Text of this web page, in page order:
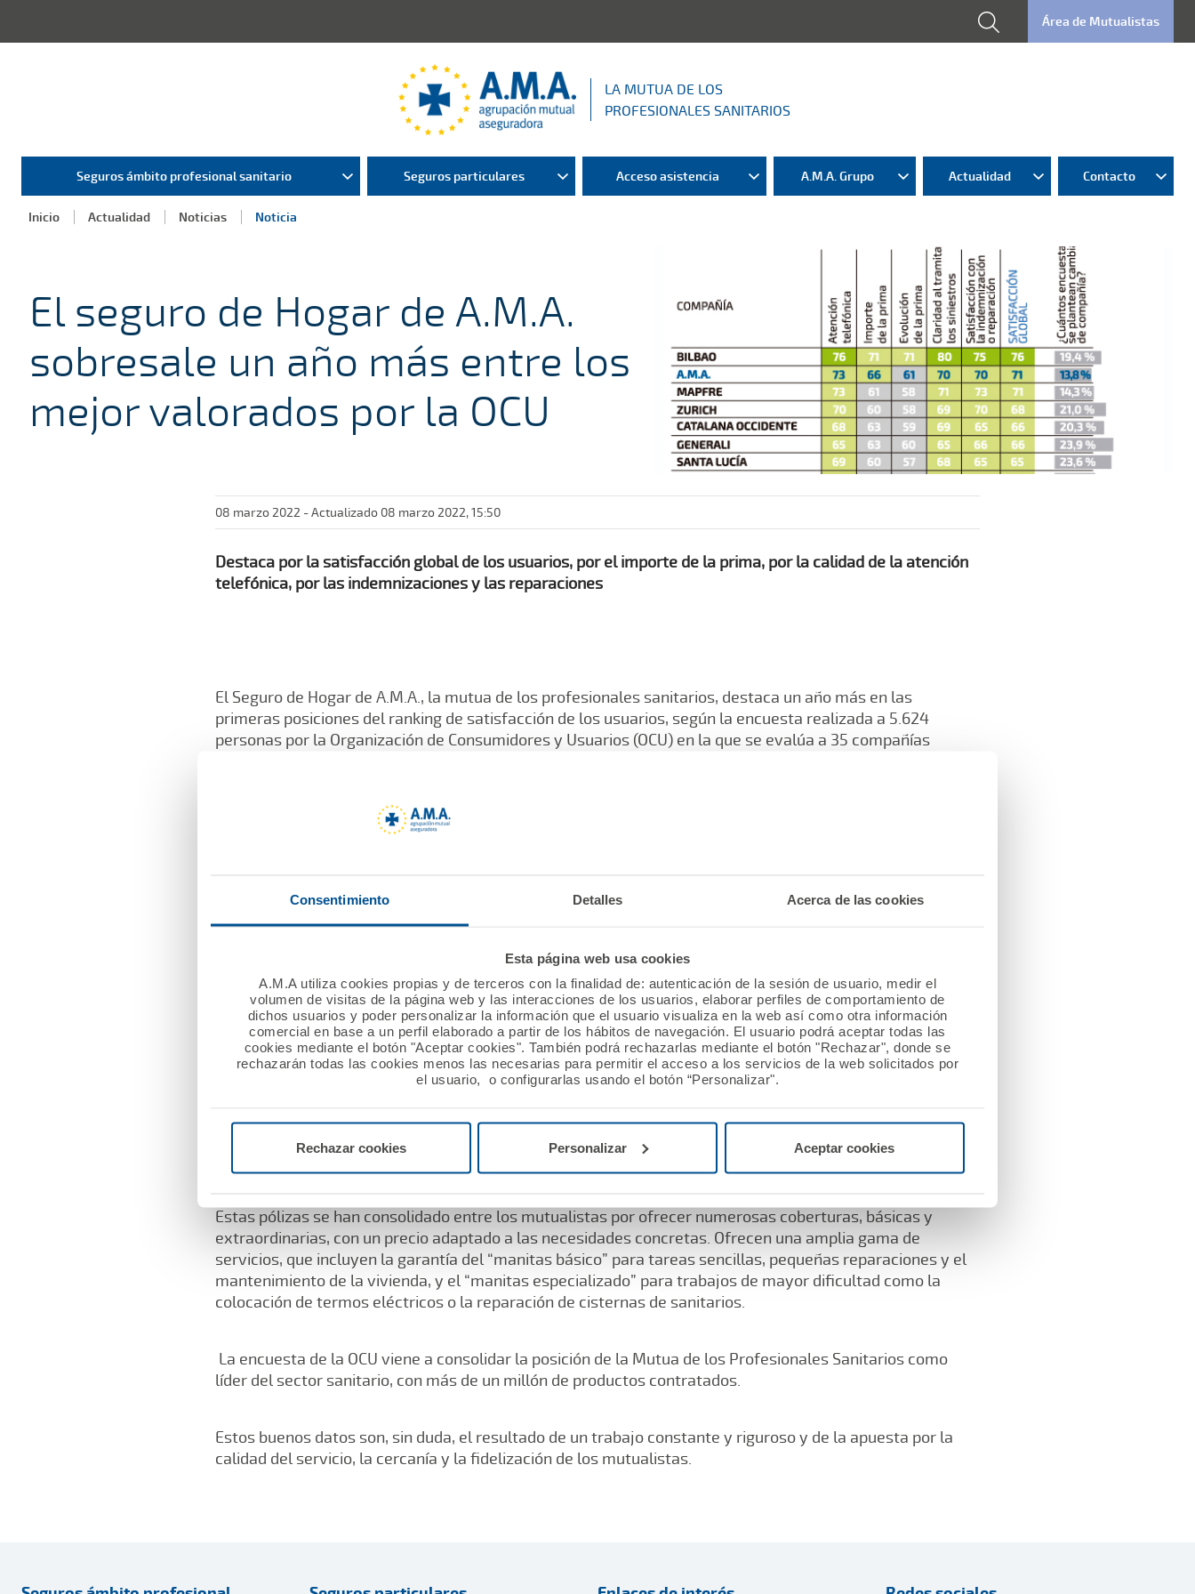
Consentimiento Detalles Acerca de las cookies
Esta página web usa cookies
A.M.A utiliza cookies propias y de terceros con la finalidad de: autenticación de la sesión de usuario, medir el
volumen de visitas de la página web y las interacciones de los usuarios, elaborar perfiles de comportamiento de
dichos usuarios y poder personalizar la información que el usuario visualiza en la web así como otra información
comercial en base a un perfil elaborado a partir de los hábitos de navegación. El usuario podrá aceptar todas las
cookies mediante el botón "Aceptar cookies". También podrá rechazarlas mediante el botón "Rechazar", donde se
rechazarán todas las cookies menos las necesarias para permitir el acceso a los servicios de la web solicitados por
el usuario, o configurarlas usando el botón “Personalizar".
Rechazar cookies Personalizar Aceptar cookies
Área de Mutualistas
LA MUTUA DE LOS
PROFESIONALES SANITARIOS
Seguros ámbito profesional sanitario Seguros particulares Acceso asistencia A.M.A. Grupo Actualidad Contacto
Inicio Actualidad Noticias Noticia
El seguro de Hogar de A.M.A.
sobresale un año más entre los
mejor valorados por la OCU
08 marzo 2022 - Actualizado 08 marzo 2022, 15:50
Destaca por la satisfacción global de los usuarios, por el importe de la prima, por la calidad de la atención
telefónica, por las indemnizaciones y las reparaciones
El Seguro de Hogar de A.M.A., la mutua de los profesionales sanitarios, destaca un año más en las
primeras posiciones del ranking de satisfacción de los usuarios, según la encuesta realizada a 5.624
personas por la Organización de Consumidores y Usuarios (OCU) en la que se evalúa a 35 compañías
con la indemnización o reparación.
Idéntica valoración recibe el seguro por el importe de la prima y su evolución y el nivel de calidad en
atención telefónica.
Los usuarios consultados se han mostrado especialmente satisfechos con la claridad al tramitar los
siniestros.
El Seguro de Hogar de A.M.A. ha escalado rápidamente posiciones en la lista de las principales
aseguradoras españolas registrando, desde hace años, las puntuaciones más altas en el ranking
elaborado por la OCU.
Estas pólizas se han consolidado entre los mutualistas por ofrecer numerosas coberturas, básicas y
extraordinarias, con un precio adaptado a las necesidades concretas. Ofrecen una amplia gama de
servicios, que incluyen la garantía del “manitas básico” para tareas sencillas, pequeñas reparaciones y el
mantenimiento de la vivienda, y el “manitas especializado” para trabajos de mayor dificultad como la
colocación de termos eléctricos o la reparación de cisternas de sanitarios.
La encuesta de la OCU viene a consolidar la posición de la Mutua de los Profesionales Sanitarios como
líder del sector sanitario, con más de un millón de productos contratados.
Estos buenos datos son, sin duda, el resultado de un trabajo constante y riguroso y de la apuesta por la
calidad del servicio, la cercanía y la fidelización de los mutualistas.